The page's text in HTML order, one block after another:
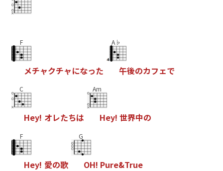
F
メチャクチャになった
A♭
午後のカフェで
C
Hey! オレたちは
Am
Hey! 世界中の
F
Hey! 愛の歌
G
OH! Pure&True